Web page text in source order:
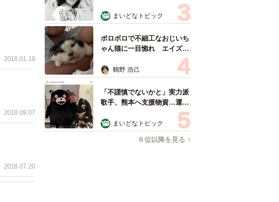
2018.01.19
2018.09.07
2018.07.20
俳優が再婚妻との「ウエディ
ングフォト」計画を明言
「センスあるカメラマン求
む」
まいどなトピック
ボロボロで不細工なおじいち
ゃん猫に一目惚れ エイズだ
し手がかかるけど…おうちで
暮らすと「おじ猫」だって可
愛くなったよ！
鶴野 浩己
「不謹慎でないかと」実力派
歌手、熊本へ支援物資…運搬
トラックの車体デザインにた
めらい 「痛いほど伝わる」
「行動され立派」
まいどなトピック
６位以降を見る